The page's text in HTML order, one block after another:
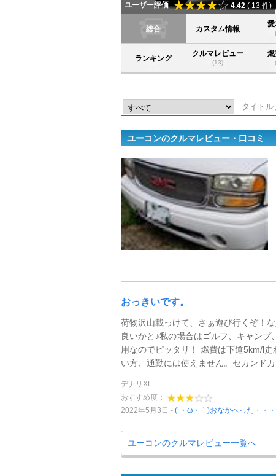
ユーザー評価 4.42 ( 13 件)
総合 カスタム情報
ランキング
クルマレビュー
(13)
ユーコンのクルマレビュー・口コミ
おっきいです。
荷物沢山載っけて、さぁ遊び行くぞ！
良いかと♪私の場合はゴルフ、キャンプ
用なのでピッタリ！ 燃費は下道5km/l走
い方、通勤には使えません。セカンド
デナリXL
おすすめ度：
2022年5月3日
(´・ω・｀)おなかへった・・・
ユーコンのクルマレビュー一覧へ